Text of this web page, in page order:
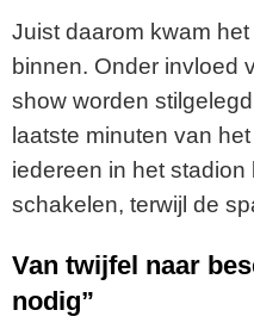
Juist daarom kwam het
binnen. Onder invloed
show worden
laatste minuten van
iedereen in het
schakelen, terwijl de
Van twijfel naar
nodig”